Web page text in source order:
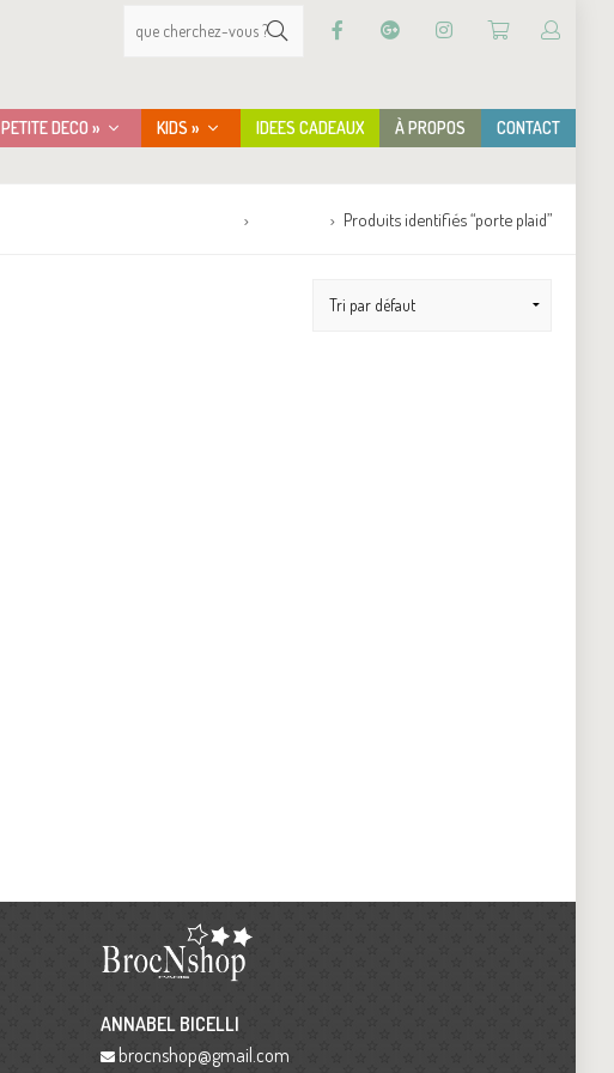
PETITE DECO » KIDS » IDEES CADEAUX À PROPOS CONTACT
Produits identifiés “porte plaid”
ANNABEL BICELLI
brocnshop@gmail.com